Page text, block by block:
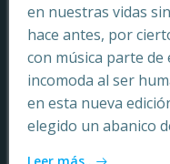
en nuestras vidas
hace antes, por
con música parte
incomoda al ser
en esta nueva
elegido un abanico